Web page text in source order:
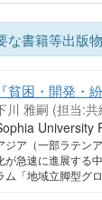
な書籍等出版物
貧困・開発・
川 雅嗣 (担当:
University
ジア（一部ラテン
が急速に進展する
ム「地域立脚型グ